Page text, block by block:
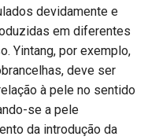
devidamente e
em diferentes
Yintang, por exemplo,
deve ser
à pele no sentido
se a pele
da introdução da